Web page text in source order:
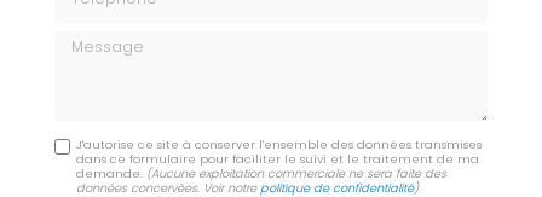
Message
J'autorise ce site à conserver l'ensemble des données transmises
dans ce formulaire pour faciliter le suivi et le traitement de ma
demande. (Aucune exploitation commerciale ne sera faite des
données concervées. Voir notrepolitique de confidentialité)